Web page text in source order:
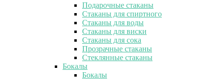
Подарочные стаканы
Стаканы для спиртного
Стаканы для воды
Стаканы для виски
Стаканы для сока
Прозрачные стаканы
Стеклянные стаканы
Бокалы
Бокалы